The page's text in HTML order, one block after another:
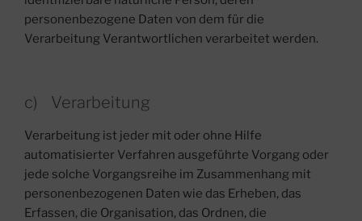
personenbezogene Daten von dem für die
Verarbeitung Verantwortlichen verarbeitet werden.
c) Verarbeitung
Verarbeitung ist jeder mit oder ohne Hilfe
automatisierter Verfahren ausgeführte Vorgang oder
jede solche Vorgangsreihe im Zusammenhang mit
personenbezogenen Daten wie das Erheben, das
Erfassen, die Organisation, das Ordnen, die